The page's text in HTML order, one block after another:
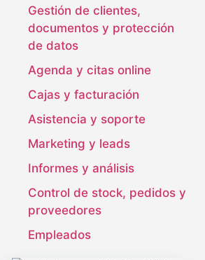
Gestión de clientes,
documentos y protección
de datos
Agenda y citas online
Cajas y facturación
Asistencia y soporte
Marketing y leads
Informes y análisis
Control de stock, pedidos y
proveedores
Empleados